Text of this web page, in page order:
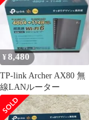
¥8,480
TP-link Archer AX80 無
線LANルーター